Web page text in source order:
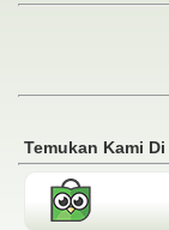
Temukan Kami Di